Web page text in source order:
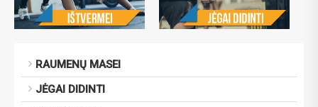
RAUMENŲ MASEI
JĖGAI DIDINTI